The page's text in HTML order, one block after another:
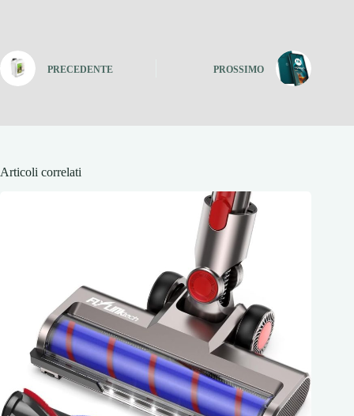
PRECEDENTE PROSSIMO
Articoli correlati